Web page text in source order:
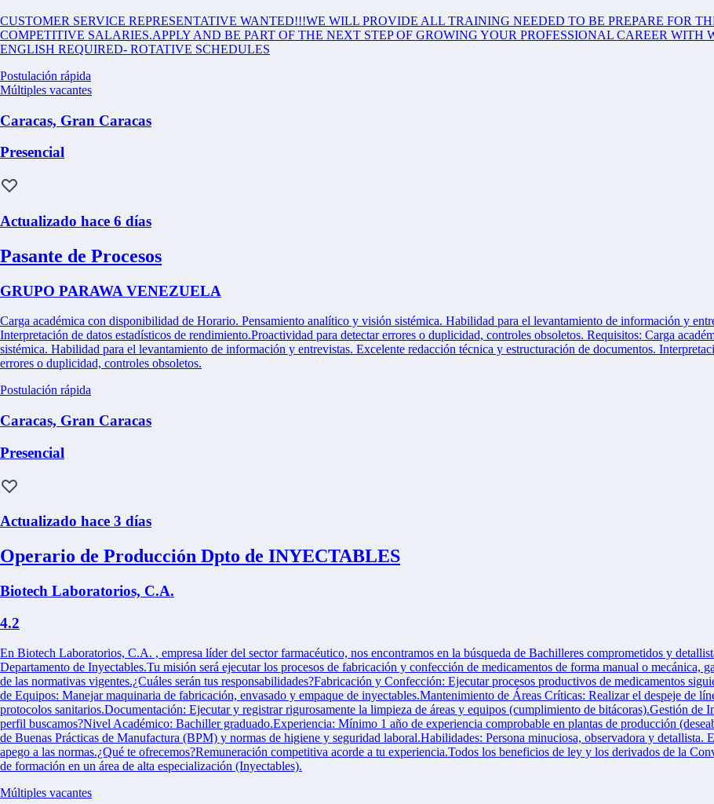
CUSTOMER SERVICE REPRESENTATIVE WANTED!!!WE WILL PROVIDE ALL TRAINING NEEDED TO BE PREPARE FOR
COMPETITIVE SALARIES.APPLY AND BE PART OF THE NEXT STEP OF GROWING YOUR PROFESSIONAL CAREER
ENGLISH REQUIRED- ROTATIVE SCHEDULES
Postulación rápida
Múltiples vacantes
Caracas, Gran Caracas
Presencial
Actualizado hace 6 días
Pasante de Procesos
GRUPO PARAWA VENEZUELA
Carga académica con disponibilidad de Horario. Pensamiento analítico y visión sistémica. Habilidad para el levantamiento de información y
Interpretación de datos estadísticos de rendimiento.Proactividad para detectar errores o duplicidad, controles obsoletos. Requisitos: Carga
sistémica. Habilidad para el levantamiento de información y entrevistas. Excelente redacción técnica y estructuración de documentos.
errores o duplicidad, controles obsoletos.
Postulación rápida
Caracas, Gran Caracas
Presencial
Actualizado hace 3 días
Operario de Producción Dpto de INYECTABLES
Biotech Laboratorios, C.A.
4.2
En Biotech Laboratorios, C.A. , empresa líder del sector farmacéutico, nos encontramos en la búsqueda de Bachilleres comprometidos y
Departamento de Inyectables.Tu misión será ejecutar los procesos de fabricación y confección de medicamentos de forma manual o mecánica,
de las normativas vigentes.¿Cuáles serán tus responsabilidades?Fabricación y Confección: Ejecutar procesos productivos de medicamentos
de Equipos: Manejar maquinaria de fabricación, envasado y empaque de inyectables.Mantenimiento de Áreas Críticas: Realizar el despeje de
protocolos sanitarios.Documentación: Ejecutar y registrar rigurosamente la limpieza de áreas y equipos (cumplimiento de bitácoras).Gestión de
perfil buscamos?Nivel Académico: Bachiller graduado.Experiencia: Mínimo 1 año de experiencia comprobable en plantas de producción
de Buenas Prácticas de Manufactura (BPM) y normas de higiene y seguridad laboral.Habilidades: Persona minuciosa, observadora y
apego a las normas.¿Qué te ofrecemos?Remuneración competitiva acorde a tu experiencia.Todos los beneficios de ley y los derivados de la
de formación en un área de alta especialización (Inyectables).
Múltiples vacantes